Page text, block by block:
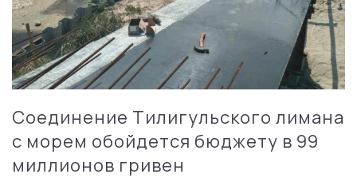
Соединение Тилигульского лимана
с морем обойдется бюджету в 99
миллионов гривен